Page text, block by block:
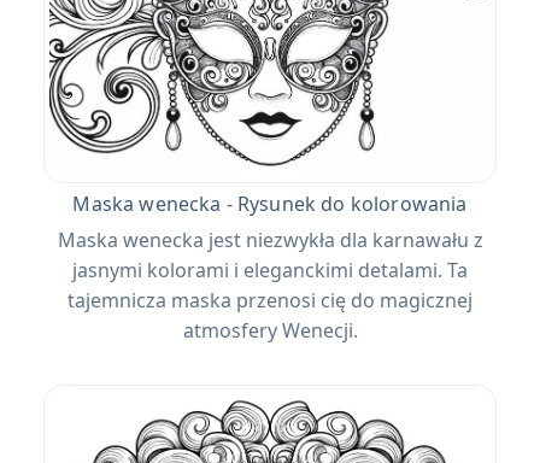
Maska wenecka - Rysunek do kolorowania
Maska wenecka jest niezwykła dla karnawału z
jasnymi kolorami i eleganckimi detalami. Ta
tajemnicza maska ​​przenosi cię do magicznej
atmosfery Wenecji.